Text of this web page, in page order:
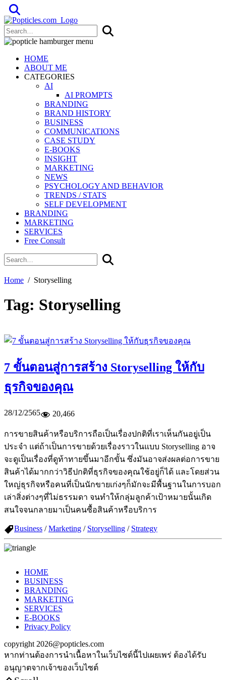
Popticles.com
HOME
ABOUT ME
CATEGORIES
AI
AI PROMPTS
BRANDING
BRAND HISTORY
BUSINESS
COMMUNICATIONS
CASE STUDY
E-BOOKS
INSIGHT
MARKETING
NEWS
PSYCHOLOGY AND BEHAVIOR
TRENDS / STATS
SELF DEVELOPMENT
BRANDING
MARKETING
SERVICES
Free Consult
Home Storyselling
Tag: Storyselling
7 ขั้นตอนสู่การสร้าง Storyselling ให้กับ
ธุรกิจของคุณ
28/12/2565 20,466
การขายสินค้าหรือบริการถือเป็นเรื่องปกติที่เราเห็นกันอยู่เป็น
ประจำ แต่ถ้าเป็นการขายด้วยเรื่องราวในแบบ Storyselling อาจ
จะดูเป็นเรื่องที่ดูท้าทายขึ้นมาอีกขั้น ซึ่งมันอาจส่งผลต่อการขาย
สินค้าได้มากกว่าวิธีปกติที่ธุรกิจของคุณใช้อยู่ก็ได้ และโดยส่วน
ใหญ่ธุรกิจหรือคนที่เป็นนักขายเก่งๆก็มักจะมีพื้นฐานในการบอก
เล่าสิ่งต่างๆที่ไม่ธรรมดา จนทำให้กลุ่มลูกค้าเป้าหมายนั้นเกิด
สนใจจนกลายมาเป็นคนซื้อสินค้าหรือบริการ
Business /Marketing / Storyselling / Strategy
HOME
BUSINESS
BRANDING
MARKETING
SERVICES
E-BOOKS
Privacy Policy
copyright 2026@popticles.com
หากท่านต้องการนำเนื้อหาในเว็บไซต์นี้ไปเผยเพร่ ต้องได้รับ
อนุญาตจากเจ้าของเว็บไซต์